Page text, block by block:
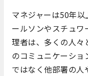
マネジャーは50年
ールソンやスチュ
理者は、多くの人々
のコミュニケーショ
ではなく他部署の